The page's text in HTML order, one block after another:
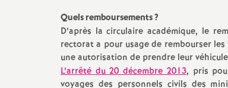
Quels remboursements?
D’après la circulaire académique, le
rectorat a pour usage de rembourser
une autorisation de prendre leur
L’arrêté du 20 décembre 2013, pris
voyages des personnels civils des